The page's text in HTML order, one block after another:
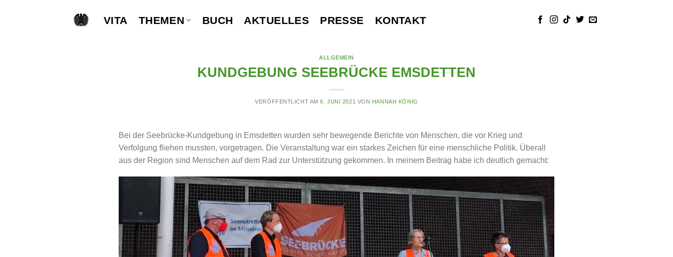
VITA THEMEN BUCH AKTUELLES PRESSE KONTAKT
ALLGEMEIN
KUNDGEBUNG SEEBRÜCKE EMSDETTEN
VERÖFFENTLICHT AM6. JUNI 2021 VON HANNAH KÖNIG
Bei der Seebrücke-Kundgebung in Emsdetten wurden sehr bewegende Berichte von Menschen, die vor Krieg und
Verfolgung fliehen mussten, vorgetragen. Die Veranstaltung war ein starkes Zeichen für eine menschliche Politik. Überall
aus der Region sind Menschen auf dem Rad zur Unterstützung gekommen. In meinem Beitrag habe ich deutlich gemacht: